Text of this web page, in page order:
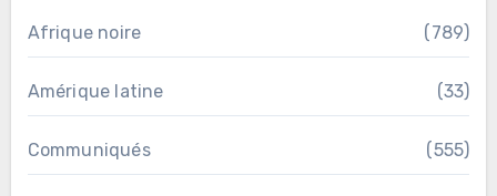
Afrique noire (789)
Amérique latine (33)
Communiqués (555)